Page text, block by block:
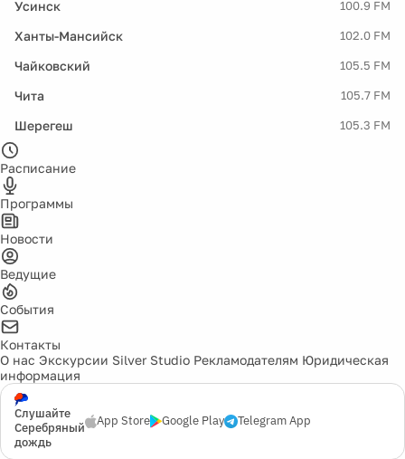
Усинск 100.9 FM
Ханты-Мансийск 102.0 FM
Чайковский 105.5 FM
Чита 105.7 FM
Шерегеш 105.3 FM
Расписание
Программы
Новости
Ведущие
События
Контакты
О нас Экскурсии Silver Studio Рекламодателям Юридическая
информация
Слушайте
Серебряный
дождь
App Store Google Play Telegram App